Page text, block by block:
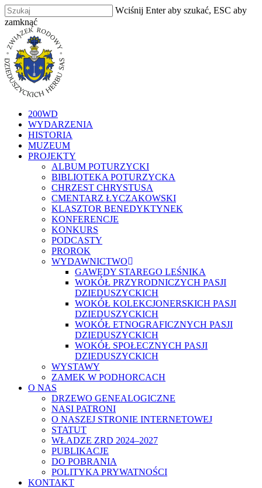
Skip
to
main
content
Wciśnij Enter aby szukać, ESC aby
zamknąć
Zamknij
szukaj
Menu
200WD
WYDARZENIA
HISTORIA
MUZEUM
PROJEKTY
ALBUM POTURZYCKI
BIBLIOTEKA POTURZYCKA
CHRZEST CHRYSTUSA
CMENTARZ ŁYCZAKOWSKI
KLASZTOR BENEDYKTYNEK
KONFERENCJE
KONKURS
PODCASTY
PROROK
WYDAWNICTWO
GAWĘDY STAREGO LEŚNIKA
WOKÓŁ PRZYRODNICZYCH PASJI
DZIEDUSZYCKICH
WOKÓŁ KOLEKCJONERSKICH PASJI
DZIEDUSZYCKICH
WOKÓŁ ETNOGRAFICZNYCH PASJI
DZIEDUSZYCKICH
WOKÓŁ SPOŁECZNYCH PASJI
DZIEDUSZYCKICH
WYSTAWY
ZAMEK W PODHORCACH
O NAS
DRZEWO GENEALOGICZNE
NASI PATRONI
O NASZEJ STRONIE INTERNETOWEJ
STATUT
WŁADZE ZRD 2024–2027
PUBLIKACJE
DO POBRANIA
POLITYKA PRYWATNOŚCI
KONTAKT